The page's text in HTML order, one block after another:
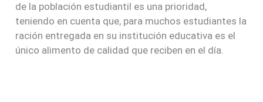
de la población estudiantil es una prioridad,
teniendo en cuenta que, para muchos estudiantes la
ración entregada en su institución educativa es el
único alimento de calidad que reciben en el día.